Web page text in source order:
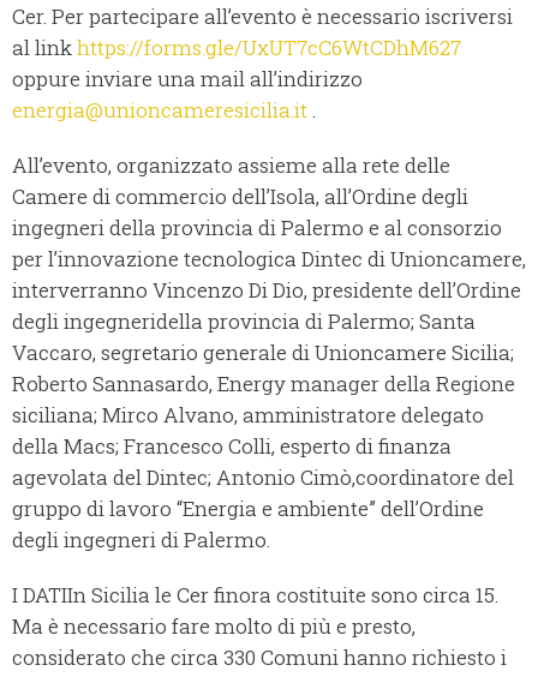
Cer. Per partecipare all’evento è necessario iscriversi
al linkhttps://forms.gle/UxUT7cC6WtCDhM627
oppure inviare una mail all’indirizzo
energia@unioncameresicilia.it.
All’evento, organizzato assieme alla rete delle
Camere di commercio dell’Isola, all’Ordine degli
ingegneri della provincia di Palermo e al consorzio
per l’innovazione tecnologica Dintec di Unioncamere,
interverranno Vincenzo Di Dio, presidente dell’Ordine
degli ingegneridella provincia di Palermo; Santa
Vaccaro, segretario generale di Unioncamere Sicilia;
Roberto Sannasardo, Energy manager della Regione
siciliana; Mirco Alvano, amministratore delegato
della Macs; Francesco Colli, esperto di finanza
agevolata del Dintec; Antonio Cimò,coordinatore del
gruppo di lavoro “Energia e ambiente” dell’Ordine
degli ingegneri di Palermo.
I DATIIn Sicilia le Cer finora costituite sono circa 15.
Ma è necessario fare molto di più e presto,
considerato che circa 330 Comuni hanno richiesto i